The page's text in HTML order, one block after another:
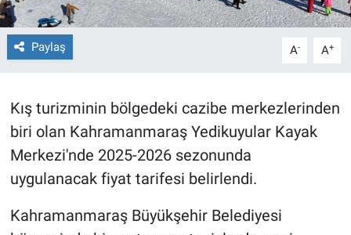
Paylaş A- A+
Kış turizminin bölgedeki cazibe merkezlerinden
biri olan Kahramanmaraş Yedikuyular Kayak
Merkezi'nde 2025-2026 sezonunda
uygulanacak fiyat tarifesi belirlendi.
Kahramanmaraş Büyükşehir Belediyesi
ASAYİŞ
HABERDE İNSAN
EĞİTİM
BİLİM VE TEKNOLOJİ
Güvenlik